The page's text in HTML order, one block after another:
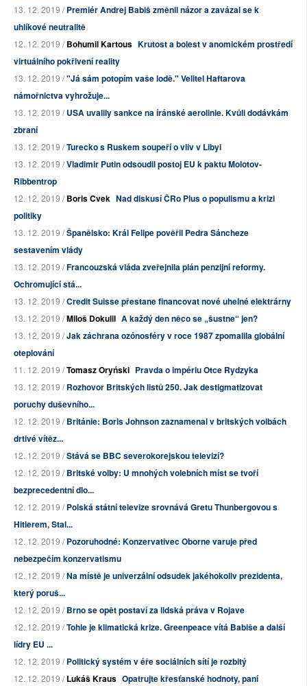
13. 12. 2019 /Premiér Andrej Babiš změnil názor a zavázal se k
uhlíkové neutralitě
12. 12. 2019 /Bohumil Kartous Krutost a bolest v anomickém prostředí
virtuálního pokřivení reality
13. 12. 2019 /"Já sám potopím vaše lodě." Velitel Haftarova
námořnictva vyhrožuje...
13. 12. 2019 /USA uvalily sankce na íránské aerolinie. Kvůli dodávkám
zbraní
13. 12. 2019 /Turecko s Ruskem soupeří o vliv v Libyi
13. 12. 2019 /Vladimir Putin odsoudil postoj EU k paktu Molotov-
Ribbentrop
12. 12. 2019 /Boris Cvek Nad diskusí ČRo Plus o populismu a krizi
politiky
13. 12. 2019 /Španělsko: Král Felipe pověřil Pedra Sáncheze
sestavením vlády
13. 12. 2019 /Francouzská vláda zveřejnila plán penzijní reformy.
Ochromující stá...
13. 12. 2019 /Credit Suisse přestane financovat nové uhelné elektrárny
13. 12. 2019 /Miloš Dokulil A každý den něco se „šustne“ jen?
13. 12. 2019 /Jak záchrana ozónosféry v roce 1987 zpomalila globální
oteplování
11. 12. 2019 /Tomasz Oryński Pravda o impériu Otce Rydzyka
13. 12. 2019 /Rozhovor Britských listů 250. Jak destigmatizovat
poruchy duševního...
12. 12. 2019 /Británie: Boris Johnson zaznamenal v britských volbách
drtivé vítěz...
12. 12. 2019 /Stává se BBC severokorejskou televizí?
12. 12. 2019 /Britské volby: U mnohých volebních míst se tvoří
bezprecedentní dlo...
12. 12. 2019 /Polská státní televize srovnává Gretu Thunbergovou s
Hitlerem, Stal...
12. 12. 2019 /Pozoruhodné: Konzervativec Oborne varuje před
nebezpečím konzervatismu
12. 12. 2019 /Na místě je univerzální odsudek jakéhokoliv prezidenta,
který poruš...
12. 12. 2019 /Brno se opět postaví za lidská práva v Rojave
12. 12. 2019 /Tohle je klimatická krize. Greenpeace vítá Babiše a další
lídry EU ...
12. 12. 2019 /Politický systém v éře sociálních sítí je rozbitý
12. 12. 2019 /Lukáš Kraus Opatrujte křesťanské hodnoty, paní